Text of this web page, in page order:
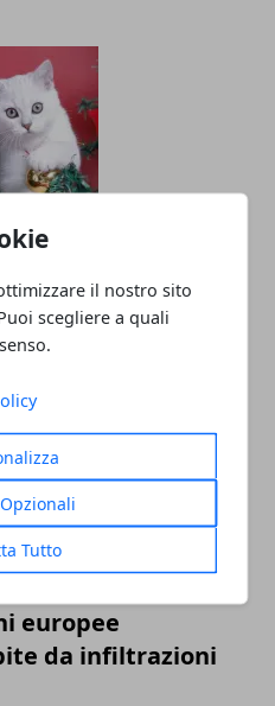
il nostro sito
scegliere a quali
Tutto
in
Ecco dove
europee
da infiltrazioni